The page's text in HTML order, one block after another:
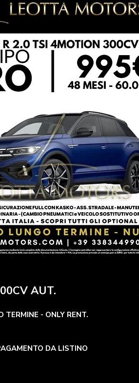
AUT.
TERMINE - ONLY RENT.
DA LISTINO